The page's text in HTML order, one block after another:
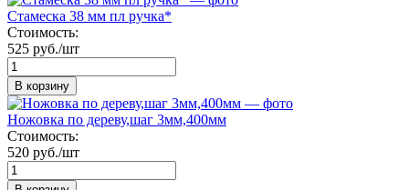
Стамеска 38 мм пл ручка*
Стоимость:
525 руб./шт
В корзину
Ножовка по дереву,шаг 3мм,400мм
Стоимость:
520 руб./шт